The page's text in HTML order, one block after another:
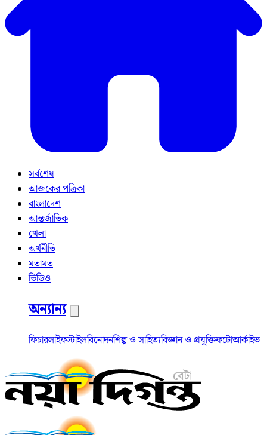
সর্বশেষ
আজকের পত্রিকা
বাংলাদেশ
আন্তর্জাতিক
খেলা
অর্থনীতি
মতামত
ভিডিও
অন্যান্য
ফিচারলাইফস্টাইলবিনোদনশিল্প ও সাহিত্যবিজ্ঞান ও প্রযুক্তিফটোআর্কাইভ